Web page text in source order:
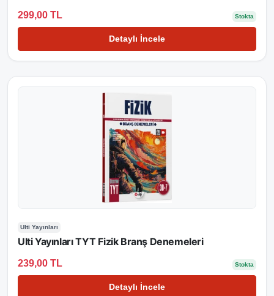
299,00 TL Stokta
Detaylı İncele
Ulti Yayınları
Ulti Yayınları TYT Fizik Branş Denemeleri
239,00 TL Stokta
Detaylı İncele